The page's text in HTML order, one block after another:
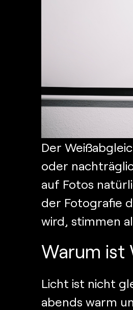
Der
oder
auf Fotos
der Fotografie
wird, stimmen
Warum ist
Licht ist nicht
abends warm